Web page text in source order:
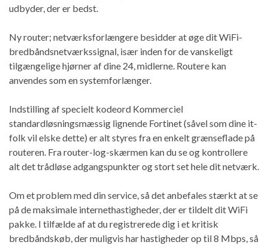
udbyder, der er bedst.
Ny router; netværksforlængere besidder at øge dit WiFi-
bredbåndsnetværkssignal, især inden for de vanskeligt
tilgængelige hjørner af dine 24, midlerne. Routere kan
anvendes som en systemforlænger.
Indstilling af specielt kodeord Kommerciel
standardløsningsmæssig lignende Fortinet (såvel som dine it-
folk vil elske dette) er alt styres fra en enkelt grænseflade på
routeren. Fra router-log-skærmen kan du se og kontrollere
alt det trådløse adgangspunkter og stort set hele dit netværk.
Om et problem med din service, så det anbefales stærkt at se
på de maksimale internethastigheder, der er tildelt dit WiFi
pakke. I tilfælde af at du registrerede dig i et kritisk
bredbåndskøb, der muligvis har hastigheder op til 8 Mbps, så